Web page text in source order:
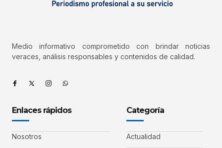
Medio informativo comprometido con brindar noticias
veraces, análisis responsables y contenidos de calidad.
Enlaces rápidos
Nosotros
Categoría
Actualidad